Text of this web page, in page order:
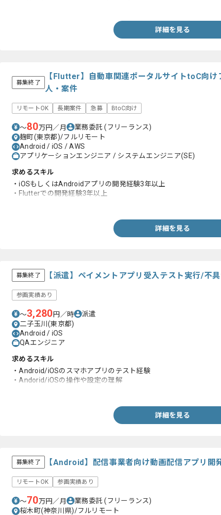
詳細を見る
募集終了
【Flutter】自動車関連ポータルサイトtoC向け
人・案件
リモートOK 長期案件 急募 BtoC向け
〜80万円／月 業務委託(フリーランス)
麹町(東京都)/フルリモート
Android / iOS / AWS
アプリケーションエンジニア / システムエンジニア(SE)
求めるスキル
・iOSもしくはAndroidアプリの開発経験3年以上
・Flutterでの開発経験3年以上
詳細を見る
募集終了 【派遣】ペイメントアプリ受入テスト実行/不
参画実績あり
〜3,280円／時
派遣
二子玉川(東京都)
Android / iOS
QAエンジニア
求めるスキル
・Android/iOSのスマホアプリのテスト経験
・Andorid/iOSの操作や設定の理解
詳細を見る
募集終了 【Android】配信事業者向け動画配信アプリ開
リモートOK 参画実績あり
〜70万円／月 業務委託(フリーランス)
桜木町(神奈川県)/フルリモート